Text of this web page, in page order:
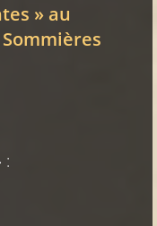
» au
: